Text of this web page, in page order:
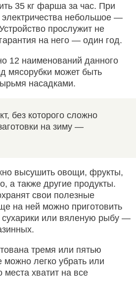
35 кг фарша за час. При
электричества небольшое —
прослужит не
на него — один год.
12 наименований данного
мясорубки может быть
насадками.
без которого сложно
на зиму —
высушить овощи, фрукты,
а также другие продукты.
свои полезные
на ней можно приготовить
или вяленую рыбу —
тремя или пятью
легко убрать или
места хватит на все